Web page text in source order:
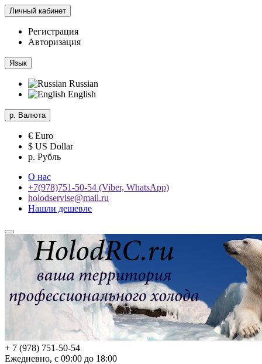
Личный кабинет
Регистрация
Авторизация
Язык
Russian
English
р. Валюта
€ Euro
$ US Dollar
р. Рубль
О нас
+7(978)751-50-54 (Viber, WhatsApp)
holodservise@mail.ru
Нашли дешевле
+ 7 (978) 751-50-54
Ежедневно, с 09:00 до 18:00